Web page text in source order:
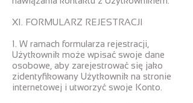
XI. FORMULARZ REJESTRACJI
1. W ramach formularza rejestracji,
Użytkownik może wpisać swoje dane
osobowe, aby zarejestrować się jako
zidentyfikowany Użytkownik na stronie
internetowej i utworzyć swoje Konto.